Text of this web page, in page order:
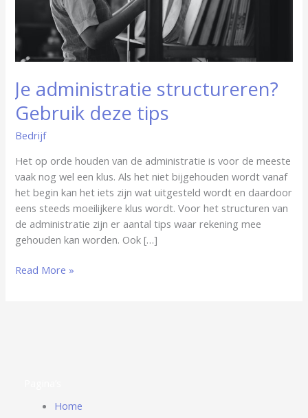
Je administratie structureren?
Gebruik deze tips
Bedrijf
Het op orde houden van de administratie is voor de meeste
vaak nog wel een klus. Als het niet bijgehouden wordt vanaf
het begin kan het iets zijn wat uitgesteld wordt en daardoor
eens steeds moeilijkere klus wordt. Voor het structuren van
de administratie zijn er aantal tips waar rekening mee
gehouden kan worden. Ook […]
Read More »
Home